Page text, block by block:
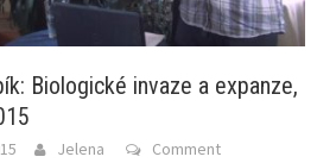
Biologické invaze a expanze,
Jelena Comment